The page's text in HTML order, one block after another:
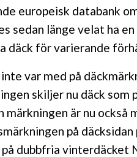
europeisk databank
sedan länge velat ha en
däck för varierande
var med på
skiljer nu däck som
är nu också
på däcksidan
dubbfria vinterdäcket